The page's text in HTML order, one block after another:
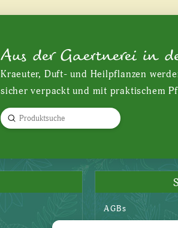
Aus der Gaertnerei in
Kraeuter, Duft- und Heilpflanzen
sicher verpackt und mit praktischem
Search
Submit
AGBs